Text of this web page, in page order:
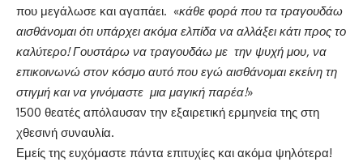
που μεγάλωσε και αγαπάει. «κάθε φορά που τα τραγουδάω
αισθάνομαι ότι υπάρχει ακόμα ελπίδα να αλλάξει κάτι προς το
καλύτερο! Γουστάρω να τραγουδάω με την ψυχή μου, να
επικοινωνώ στον κόσμο αυτό που εγώ αισθάνομαι εκείνη τη
στιγμή και να γινόμαστε μια μαγική παρέα!»
1500 θεατές απόλαυσαν την εξαιρετική ερμηνεία της στη
χθεσινή συναυλία.
Εμείς της ευχόμαστε πάντα επιτυχίες και ακόμα ψηλότερα!